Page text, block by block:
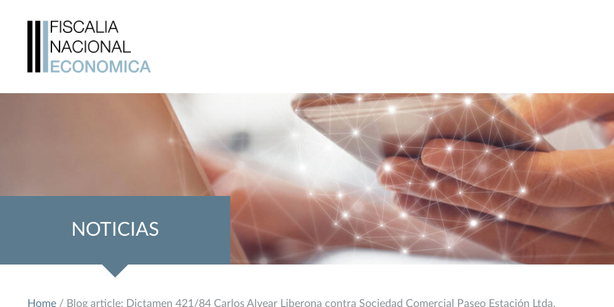
NOTICIAS
Home / Blog article: Dictamen 421/84 Carlos Alvear Liberona contra Sociedad Comercial Paseo Estación Ltda.